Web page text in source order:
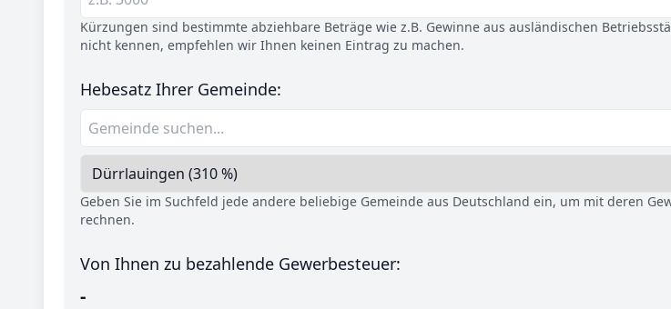
Kürzungen sind bestimmte abziehbare Beträge wie z.B. Gewinne aus ausländischen
nicht kennen, empfehlen wir Ihnen keinen Eintrag zu machen.
Hebesatz Ihrer Gemeinde:
Geben Sie im Suchfeld jede andere beliebige Gemeinde aus Deutschland ein, um mit deren
rechnen.
Von Ihnen zu bezahlende Gewerbesteuer:
-